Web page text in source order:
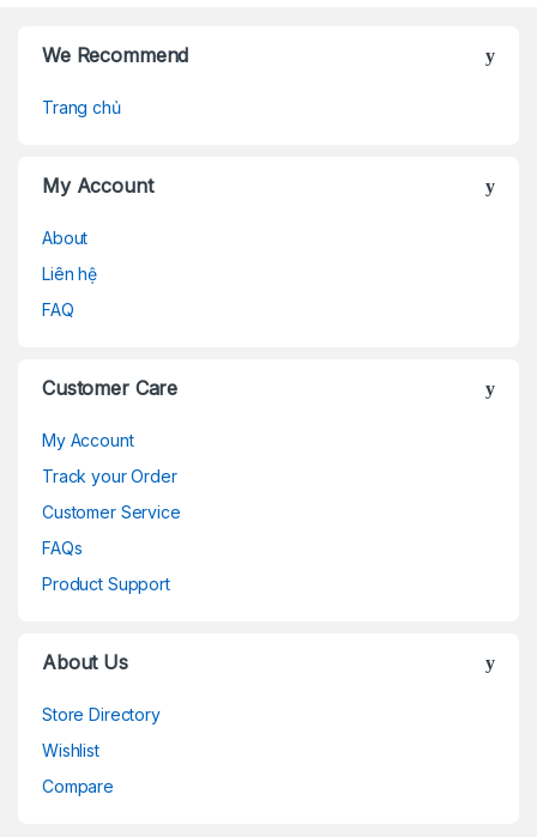
We Recommend
Trang chủ
My Account
About
Liên hệ
FAQ
Customer Care
My Account
Track your Order
Customer Service
FAQs
Product Support
About Us
Store Directory
Wishlist
Compare